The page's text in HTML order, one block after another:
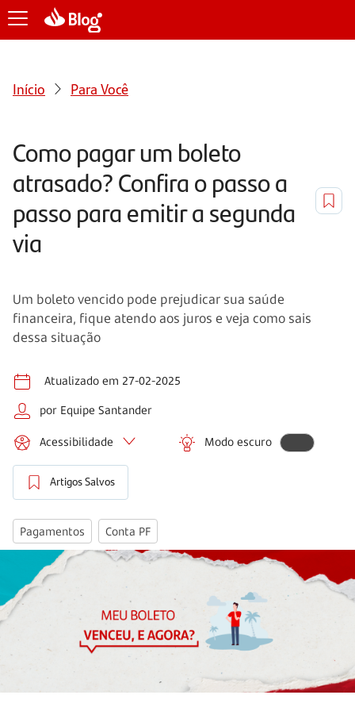
Início Para Você
Como pagar um boleto
atrasado? Confira o passo a
passo para emitir a segunda
via
Um boleto vencido pode prejudicar sua saúde
financeira, fique atendo aos juros e veja como sais
dessa situação
Atualizado em 27-02-2025
por Equipe Santander
Acessibilidade Modo escuro
Artigos Salvos
Pagamentos Conta PF